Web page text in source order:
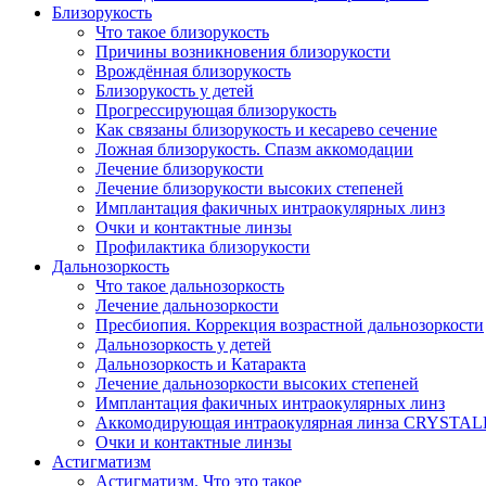
Близорукость
Что такое близорукость
Причины возникновения близорукости
Врождённая близорукость
Близорукость у детей
Прогрессирующая близорукость
Как связаны близорукость и кесарево сечение
Ложная близорукость. Спазм аккомодации
Лечение близорукости
Лечение близорукости высоких степеней
Имплантация факичных интраокулярных линз
Очки и контактные линзы
Профилактика близорукости
Дальнозоркость
Что такое дальнозоркость
Лечение дальнозоркости
Пресбиопия. Коррекция возрастной дальнозоркости
Дальнозоркость у детей
Дальнозоркость и Катаракта
Лечение дальнозоркости высоких степеней
Имплантация факичных интраокулярных линз
Аккомодирующая интраокулярная линза
Очки и контактные линзы
Астигматизм
Астигматизм. Что это такое